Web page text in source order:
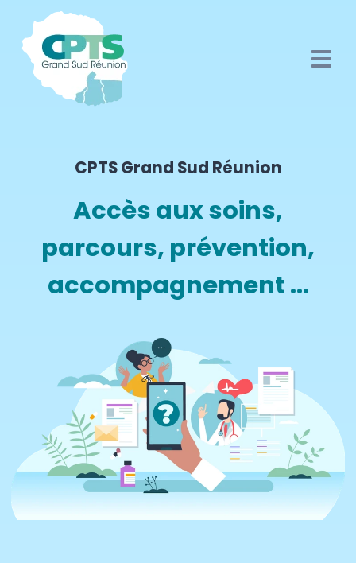
CPTS Grand Sud Réunion
Accès aux soins,
parcours, prévention,
accompagnement ...